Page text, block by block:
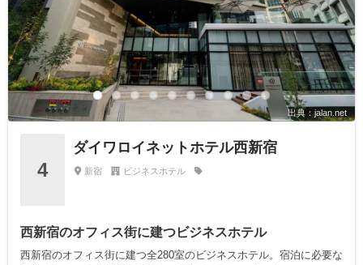
出典：jalan.net
4
ダイワロイネットホテル西新宿
新宿 ビジネスホテル
西新宿のオフィス街に建つビジネスホテル
西新宿のオフィス街に建つ全280室のビジネスホテル。宿泊に必要な